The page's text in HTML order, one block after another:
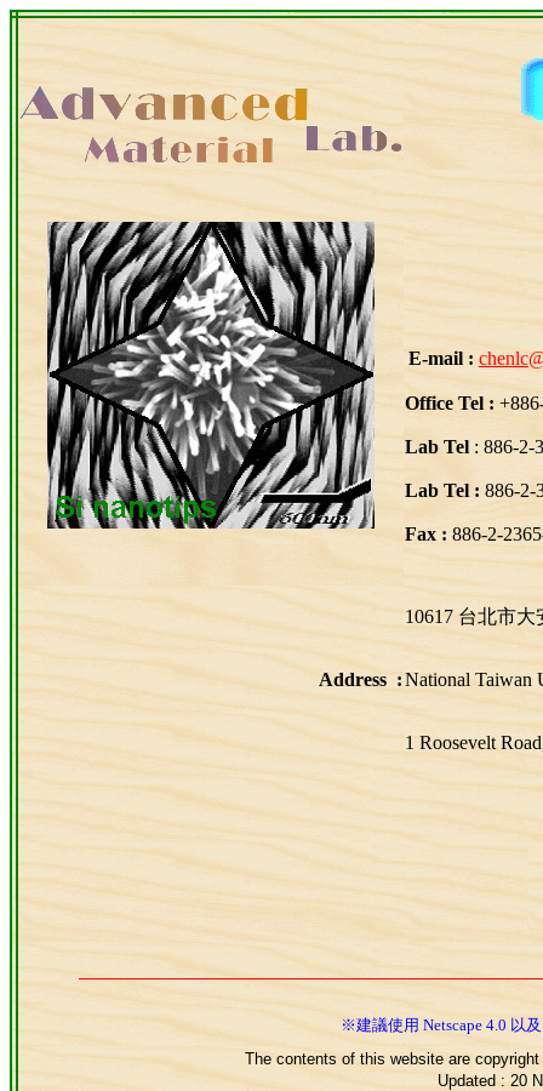
E-mail :
Office Tel :
Lab Tel : 886-2-
Lab Tel : 886-2-
Fax : 886-2-
10617 台北市
Address :National Taiwan
1 Roosevelt
※建議使用 Netscape 4.0 以
The contents of this website are
Updated : 20